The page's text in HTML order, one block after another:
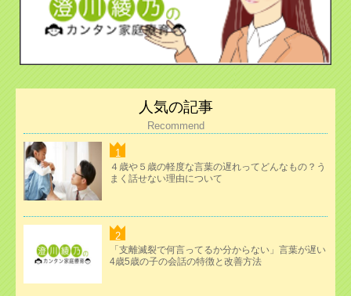
人気の記事
Recommend
４歳や５歳の軽度な言葉の遅れってどんなもの？う
まく話せない理由について
「支離滅裂で何言ってるか分からない」言葉が遅い
4歳5歳の子の会話の特徴と改善方法